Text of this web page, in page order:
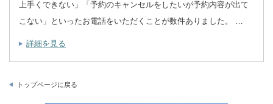
上手くできない」「予約のキャンセルをしたいが予約内容が出て
こない」といったお電話をいただくことが数件ありました。 …
詳細を見る
トップページに戻る